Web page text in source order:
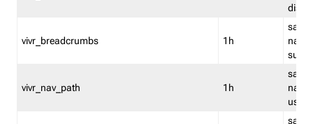
vivr_breadcrumbs 1h
salva
su
vivr_nav_path 1h
salva
salva